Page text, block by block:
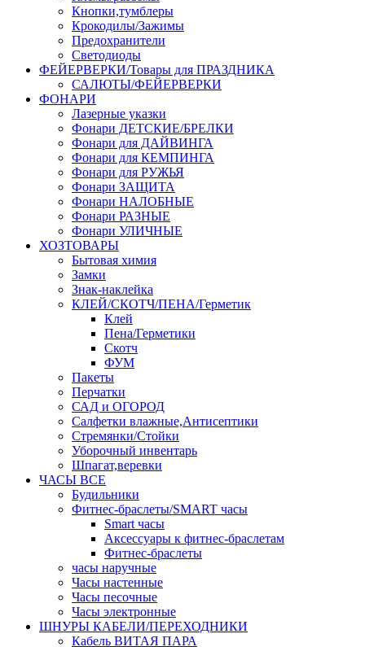
Кнопки,тумблеры
Крокодилы/Зажимы
Предохранители
Светодиоды
ФЕЙЕРВЕРКИ/Товары для ПРАЗДНИКА
САЛЮТЫ/ФЕЙЕРВЕРКИ
ФОНАРИ
Лазерные указки
Фонари ДЕТСКИЕ/БРЕЛКИ
Фонари для ДАЙВИНГА
Фонари для КЕМПИНГА
Фонари для РУЖЬЯ
Фонари ЗАЩИТА
Фонари НАЛОБНЫЕ
Фонари РАЗНЫЕ
Фонари УЛИЧНЫЕ
ХОЗТОВАРЫ
Бытовая химия
Замки
Знак-наклейка
КЛЕЙ/СКОТЧ/ПЕНА/Герметик
Клей
Пена/Герметики
Скотч
ФУМ
Пакеты
Перчатки
САД и ОГОРОД
Салфетки влажные,Антисептики
Стремянки/Стойки
Уборочный инвентарь
Шпагат,веревки
ЧАСЫ ВСЕ
Будильники
Фитнес-браслеты/SMART часы
Smart часы
Аксессуары к фитнес-браслетам
Фитнес-браслеты
часы наручные
Часы настенные
Часы песочные
Часы электронные
ШНУРЫ КАБЕЛИ/ПЕРЕХОДНИКИ
Кабель ВИТАЯ ПАРА